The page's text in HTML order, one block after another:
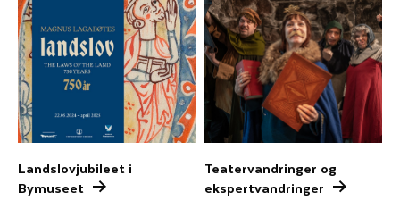
Landslovjubileet i
Bymuseet
Teatervandringer og
ekspertvandringer